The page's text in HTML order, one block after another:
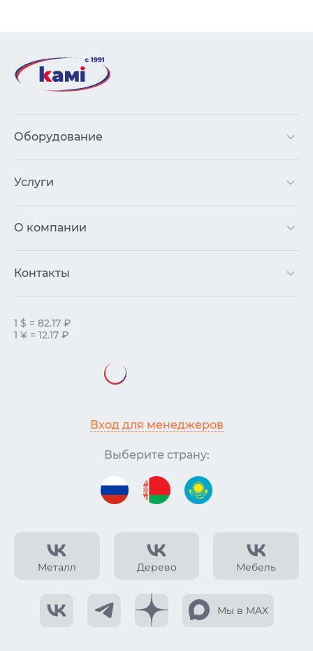
Металл Дерево Мебель
Мы в MAX
Оборудование
Услуги
О компании
Контакты
1 $ = 82.17 ₽
1 ¥ = 12.17 ₽
Вход для менеджеров
Выберите страну: